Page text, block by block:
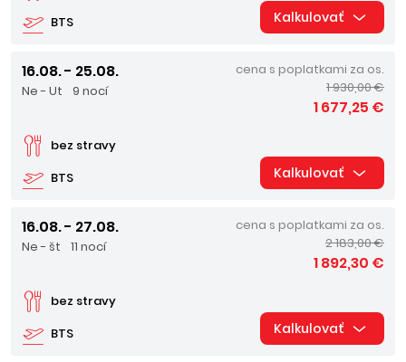
BTS Kalkulovať
16.08. - 25.08.
Ne - Ut 9 nocí
BTS
bez stravy
cena s poplatkami za os.
1 930,00 €
1 677,25 €
Kalkulovať
16.08. - 27.08.
Ne - št 11 nocí
BTS
bez stravy
cena s poplatkami za os.
2 183,00 €
1 892,30 €
Kalkulovať